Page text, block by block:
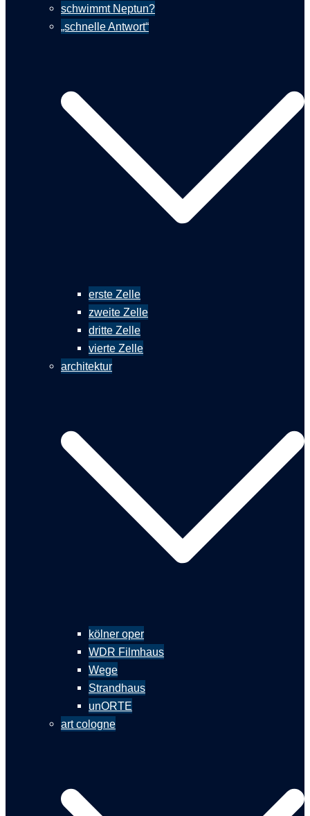
schwimmt Neptun?
„schnelle Antwort“
erste Zelle
zweite Zelle
dritte Zelle
vierte Zelle
architektur
kölner oper
WDR Filmhaus
Wege
Strandhaus
unORTE
art cologne